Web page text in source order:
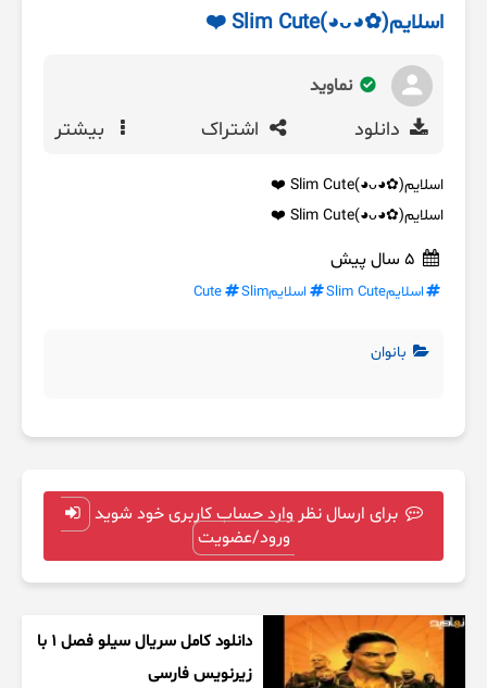
اسلایم⁦(◕ᴗ◕✿)⁩Slim Cute ❤️
نماوید
دانلود اشتراک بیشتر
اسلایم⁦(◕ᴗ◕✿)⁩Slim Cute ❤️
اسلایم⁦(◕ᴗ◕✿)⁩Slim Cute ❤️
اسلایمSlim Cute اسلایمSlim Cute
بانوان
برای ارسال نظر وارد حساب کاربری خود شوید
ورود/عضویت
دانلود کامل سریال سیلو فصل ۱ با
زیرنویس فارسی